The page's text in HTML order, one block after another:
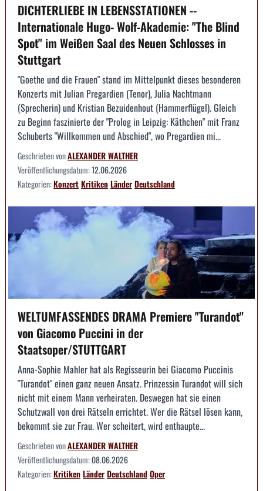
DICHTERLIEBE IN LEBENSSTATIONEN --
Internationale Hugo- Wolf-Akademie: "The Blind
Spot" im Weißen Saal des Neuen Schlosses in
Stuttgart
"Goethe und die Frauen" stand im Mittelpunkt dieses besonderen
Konzerts mit Julian Pregardien (Tenor), Julia Nachtmann
(Sprecherin) und Kristian Bezuidenhout (Hammerflügel). Gleich
zu Beginn faszinierte der "Prolog in Leipzig: Käthchen" mit Franz
Schuberts "Willkommen und Abschied", wo Pregardien mi...
Geschrieben vonALEXANDER WALTHER
Veröffentlichungsdatum:12.06.2026
Kategorien:KonzertKritikenLänderDeutschland
WELTUMFASSENDES DRAMA Premiere "Turandot"
von Giacomo Puccini in der
Staatsoper/STUTTGART
Anna-Sophie Mahler hat als Regisseurin bei Giacomo Puccinis
"Turandot" einen ganz neuen Ansatz. Prinzessin Turandot will sich
nicht mit einem Mann verheiraten. Deswegen hat sie einen
Schutzwall von drei Rätseln errichtet. Wer die Rätsel lösen kann,
bekommt sie zur Frau. Wer scheitert, wird enthaupte...
Geschrieben vonALEXANDER WALTHER
Veröffentlichungsdatum:08.06.2026
Kategorien:KritikenLänderDeutschlandOper